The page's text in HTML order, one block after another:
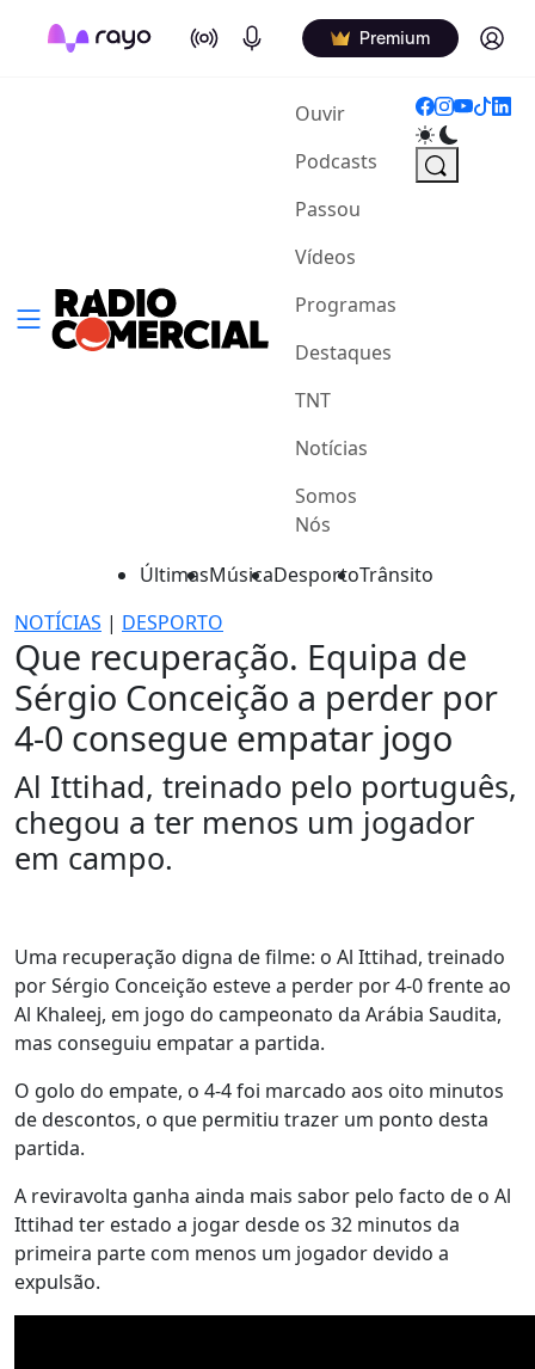
On Air Podcasts Premium Log in
Ouvir(current)
Podcasts
Passou
Vídeos
Programas
Destaques
TNT
Notícias
Somos
Nós
ÚltimasMúsicaDesportoTrânsito
NOTÍCIAS | DESPORTO
Que recuperação. Equipa de
Sérgio Conceição a perder por
4-0 consegue empatar jogo
Al Ittihad, treinado pelo português,
chegou a ter menos um jogador
em campo.
Uma recuperação digna de filme: o Al Ittihad, treinado
por Sérgio Conceição esteve a perder por 4-0 frente ao
Al Khaleej, em jogo do campeonato da Arábia Saudita,
mas conseguiu empatar a partida.
O golo do empate, o 4-4 foi marcado aos oito minutos
de descontos, o que permitiu trazer um ponto desta
partida.
A reviravolta ganha ainda mais sabor pelo facto de o Al
Ittihad ter estado a jogar desde os 32 minutos da
primeira parte com menos um jogador devido a
expulsão.